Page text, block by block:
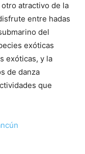
atractivo de la
entre hadas
del
exóticas
exóticas, y la
de danza
que